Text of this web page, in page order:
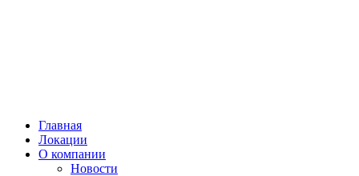
Главная
Локации
О компании
Новости